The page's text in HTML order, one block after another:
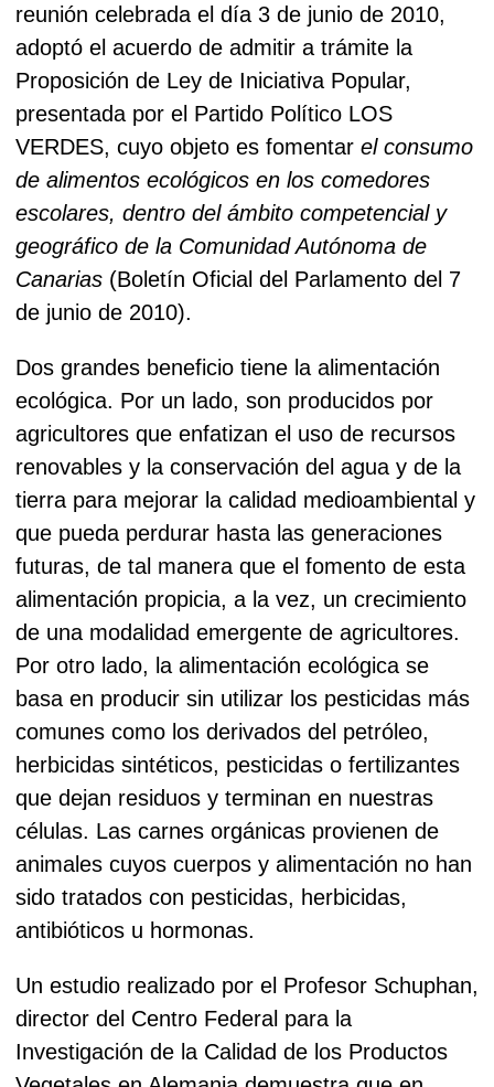
reunión celebrada el día 3 de junio de 2010,
adoptó el acuerdo de admitir a trámite la
Proposición de Ley de Iniciativa Popular,
presentada por el Partido Político LOS
VERDES, cuyo objeto es fomentar el consumo
de alimentos ecológicos en los comedores
escolares, dentro del ámbito competencial y
geográfico de la Comunidad Autónoma de
Canarias (Boletín Oficial del Parlamento del 7
de junio de 2010).
Dos grandes beneficio tiene la alimentación
ecológica. Por un lado, son producidos por
agricultores que enfatizan el uso de recursos
renovables y la conservación del agua y de la
tierra para mejorar la calidad medioambiental y
que pueda perdurar hasta las generaciones
futuras, de tal manera que el fomento de esta
alimentación propicia, a la vez, un crecimiento
de una modalidad emergente de agricultores.
Por otro lado, la alimentación ecológica se
basa en producir sin utilizar los pesticidas más
comunes como los derivados del petróleo,
herbicidas sintéticos, pesticidas o fertilizantes
que dejan residuos y terminan en nuestras
células. Las carnes orgánicas provienen de
animales cuyos cuerpos y alimentación no han
sido tratados con pesticidas, herbicidas,
antibióticos u hormonas.
Un estudio realizado por el Profesor Schuphan,
director del Centro Federal para la
Investigación de la Calidad de los Productos